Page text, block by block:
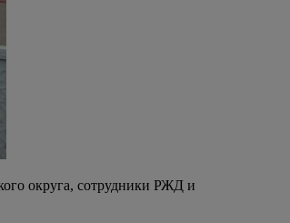
округа, сотрудники РЖД и